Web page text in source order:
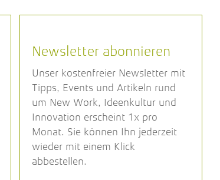
Newsletter abonnieren
Unser kostenfreier Newsletter mit
Tipps, Events und Artikeln rund
um New Work, Ideenkultur und
Innovation erscheint 1x pro
Monat. Sie können Ihn jederzeit
wieder mit einem Klick
abbestellen.